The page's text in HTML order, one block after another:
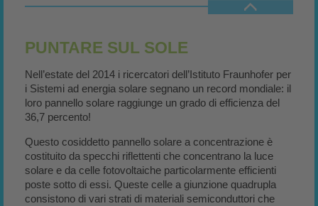
PUNTARE SUL SOLE
Nell’estate del 2014 i ricercatori dell’Istituto Fraunhofer per
i Sistemi ad energia solare segnano un record mondiale: il
loro pannello solare raggiunge un grado di efficienza del
36,7 percento!
Questo cosiddetto pannello solare a concentrazione è
costituito da specchi riflettenti che concentrano la luce
solare e da celle fotovoltaiche particolarmente efficienti
poste sotto di essi. Queste celle a giunzione quadrupla
consistono di vari strati di materiali semiconduttori che